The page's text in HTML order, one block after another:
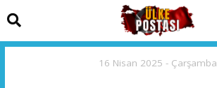
16 Nisan 2025 - Çarşamba